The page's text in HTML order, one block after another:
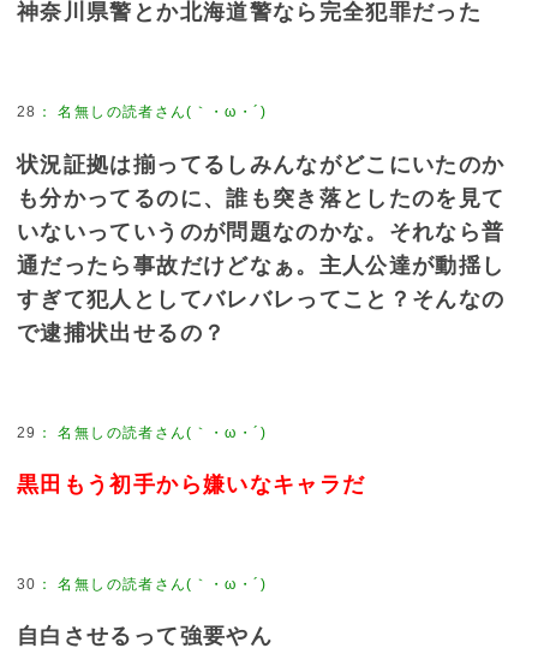
神奈川県警とか北海道警なら完全犯罪だった
28 ：名無しの読者さん(｀・ω・´)
状況証拠は揃ってるしみんながどこにいたのか
も分かってるのに、誰も突き落としたのを見て
いないっていうのが問題なのかな。それなら普
通だったら事故だけどなぁ。主人公達が動揺し
すぎて犯人としてバレバレってこと？そんなの
で逮捕状出せるの？
29 ：名無しの読者さん(｀・ω・´)
黒田もう初手から嫌いなキャラだ
30 ：名無しの読者さん(｀・ω・´)
自白させるって強要やん